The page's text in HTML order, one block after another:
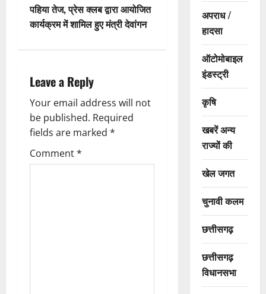
a
g
a
t
i
पहिया तेज, प्रेस क्लब द्वारा आयोजित
कार्यक्रम में शामिल हुए मंत्री देवांगन
Leave a Reply
Your email address will not
be published. Required
fields are marked *
Comment*
अपराध /
हादसा
ऑटोमोबाइल
इंडस्ट्री
कृषि
खबरें अन्य
राज्यों की
खेल जगत
चुनावी कलम
छत्तीसगढ़
छत्तीसगढ़
विधानसभा